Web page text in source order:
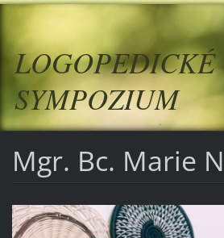
LOGOPEDICKÉ
SYMPOZIUM
Mgr. Bc. Marie